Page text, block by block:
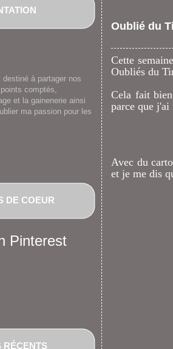
destiné à partager nos
comptés,
et la gainenerie ainsi
ma passion pour les
DE COEUR
RÉCENTS
Oublié du
Cette
Oubliés du
Cela fait
parce que
Avec du
et je me dis